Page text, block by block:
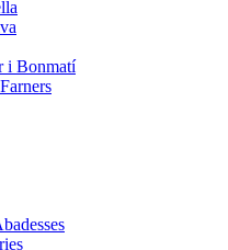
i Bonmatí